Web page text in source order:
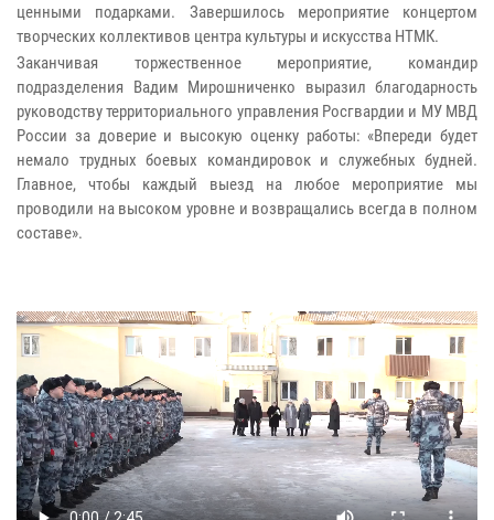
ценными подарками. Завершилось мероприятие концертом
творческих коллективов центра культуры и искусства НТМК.
Заканчивая торжественное мероприятие, командир
подразделения Вадим Мирошниченко выразил благодарность
руководству территориального управления Росгвардии и МУ МВД
России за доверие и высокую оценку работы: «Впереди будет
немало трудных боевых командировок и служебных будней.
Главное, чтобы каждый выезд на любое мероприятие мы
проводили на высоком уровне и возвращались всегда в полном
составе».